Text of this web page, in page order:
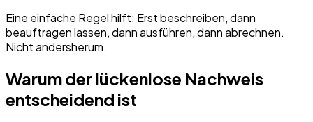
Eine einfache Regel hilft: Erst beschreiben, dann
beauftragen lassen, dann ausführen, dann abrechnen.
Nicht andersherum.
Warum der lückenlose Nachweis
entscheidend ist